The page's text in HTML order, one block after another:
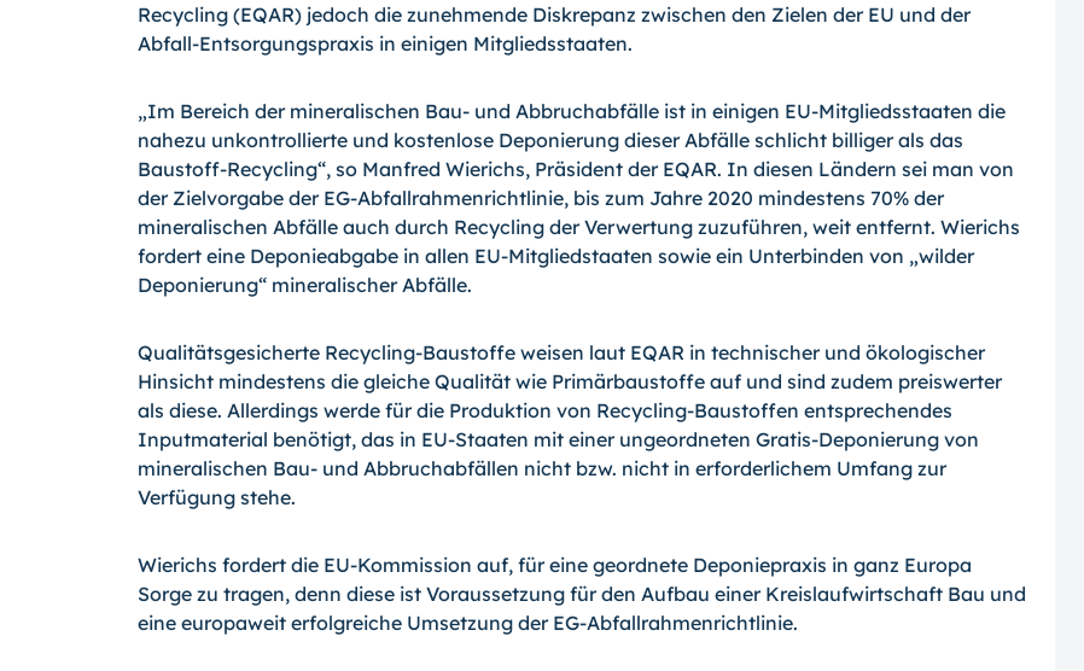
Recycling (EQAR) jedoch die zunehmende Diskrepanz zwischen den Zielen der EU und der
Abfall-Entsorgungspraxis in einigen Mitgliedsstaaten.
„Im Bereich der mineralischen Bau- und Abbruchabfälle ist in einigen EU-Mitglieds­staaten die
nahezu unkontrollierte und kostenlose Deponierung dieser Abfälle schlicht billiger als das
Baustoff-Recycling“, so Manfred Wierichs, Präsident der EQAR. In diesen Ländern sei man von
der Zielvorgabe der EG-Abfallrahmenrichtlinie, bis zum Jahre 2020 mindestens 70% der
mineralischen Abfälle auch durch Recycling der Ver­wertung zuzuführen, weit entfernt. Wierichs
fordert eine Deponieabgabe in allen EU-Mitgliedstaaten sowie ein Unterbinden von „wilder
Deponierung“ mineralischer Abfälle.
Qualitätsgesicherte Recycling-Baustoffe weisen laut EQAR in technischer und ökolo­gischer
Hinsicht mindestens die gleiche Qualität wie Primärbaustoffe auf und sind zu­dem preiswerter
als diese. Allerdings werde für die Produktion von Recycling-Baustof­fen entsprechendes
Inputmaterial benötigt, das in EU-Staaten mit einer ungeordneten Gratis-Deponierung von
mineralischen Bau- und Abbruchabfällen nicht bzw. nicht in erforderlichem Umfang zur
Verfügung stehe.
Wierichs fordert die EU-Kommission auf, für eine geordnete Deponiepraxis in ganz Europa
Sorge zu tragen, denn diese ist Voraussetzung für den Aufbau einer Kreislauf­wirtschaft Bau und
eine europaweit erfolgreiche Umsetzung der EG-Abfallrahmenricht­linie.